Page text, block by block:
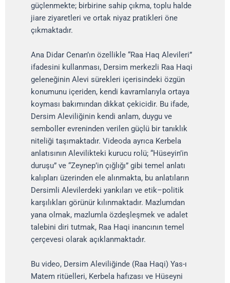
güçlenmekte; birbirine sahip çıkma, toplu halde
jiare ziyaretleri ve ortak niyaz pratikleri öne
çıkmaktadır.
Ana Didar Cenan’ın özellikle “Raa Haq Alevileri”
ifadesini kullanması, Dersim merkezli Raa Haqi
geleneğinin Alevi sürekleri içerisindeki özgün
konumunu içeriden, kendi kavramlarıyla ortaya
koyması bakımından dikkat çekicidir. Bu ifade,
Dersim Aleviliğinin kendi anlam, duygu ve
semboller evreninden verilen güçlü bir tanıklık
niteliği taşımaktadır. Videoda ayrıca Kerbela
anlatısının Alevilikteki kurucu rolü; “Hüseyin’in
duruşu” ve “Zeynep’in çığlığı” gibi temel anlatı
kalıpları üzerinden ele alınmakta, bu anlatıların
Dersimli Alevilerdeki yankıları ve etik–politik
karşılıkları görünür kılınmaktadır. Mazlumdan
yana olmak, mazlumla özdeşleşmek ve adalet
talebini diri tutmak, Raa Haqi inancının temel
çerçevesi olarak açıklanmaktadır.
Bu video, Dersim Aleviliğinde (Raa Haqi) Yas-ı
Matem ritüelleri, Kerbela hafızası ve Hüseyni